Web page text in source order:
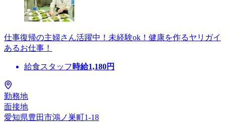
仕事復帰の主婦さん活躍中！未経験ok！健康を作るヤリガイ
あるお仕事！
給食スタッフ 時給1,180円
勤務地
面接地
愛知県豊田市鴻ノ巣町1-18